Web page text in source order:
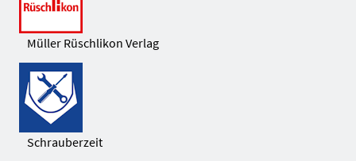
Müller Rüschlikon Verlag
Schrauberzeit